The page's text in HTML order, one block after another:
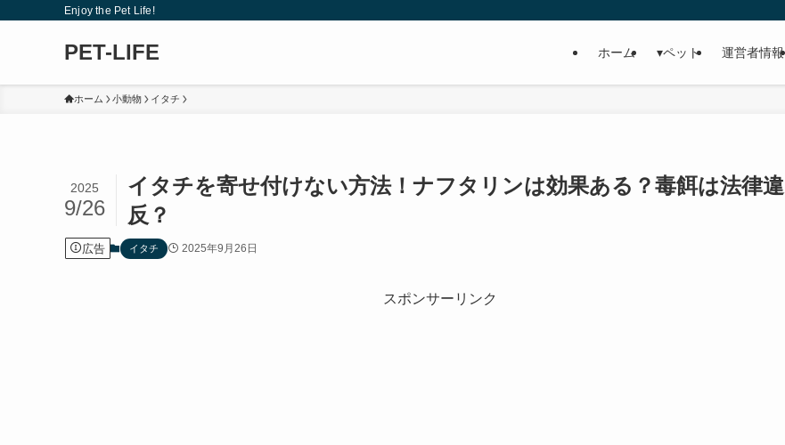
Enjoy the Pet Life!
PET-LIFE ホーム ▾ペット 運営者情報
ホーム 小動物 イタチ
イタチを寄せ付けない方法！ナフタリンは効果ある？毒餌は法律違
反？
2025
9/26
広告 イタチ 2025年9月26日
スポンサーリンク